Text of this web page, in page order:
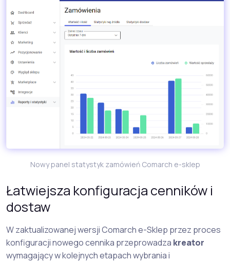
Nowy panel statystyk zamówień Comarch e-sklep
Łatwiejsza konfiguracja cenników i
dostaw
W zaktualizowanej wersji Comarch e-Sklep przez proces
konfiguracji nowego cennika przeprowadza kreator
wymagający w kolejnych etapach wybrania i